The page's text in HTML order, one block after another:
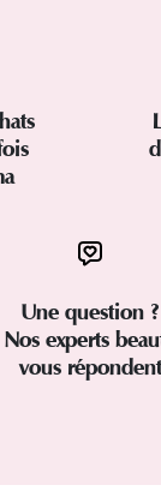
Une question ?
Nos experts
vous répondent